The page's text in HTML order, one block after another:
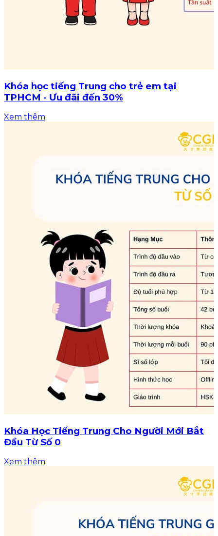
Khóa học tiếng Trung cho trẻ em tại
TPHCM - Ưu đãi đến 30%
Xem thêm
Khóa Học Tiếng Trung Cho Người Mới Bắt
Đầu Từ Số 0
Xem thêm